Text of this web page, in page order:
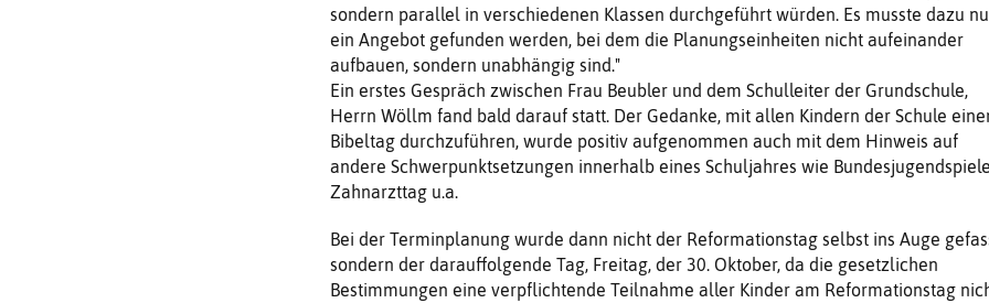
sondern parallel in verschiedenen Klassen durchgeführt würden. Es musste dazu
ein Angebot gefunden werden, bei dem die Planungseinheiten nicht aufeinander
aufbauen, sondern unabhängig sind."
Ein erstes Gespräch zwischen Frau Beubler und dem Schulleiter der Grundschule,
Herrn Wöllm fand bald darauf statt. Der Gedanke, mit allen Kindern der Schule
Bibeltag durchzuführen, wurde positiv aufgenommen auch mit dem Hinweis auf
andere Schwerpunktsetzungen innerhalb eines Schuljahres wie
Zahnarzttag u.a.
Bei der Terminplanung wurde dann nicht der Reformationstag selbst ins Auge
sondern der darauffolgende Tag, Freitag, der 30. Oktober, da die gesetzlichen
Bestimmungen eine verpflichtende Teilnahme aller Kinder am Reformationstag